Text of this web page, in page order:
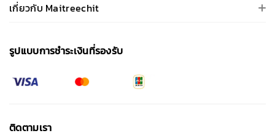
เกี่ยวกับ Maitreechit
รูปแบบการชําระเงินที่รองรับ
ติดตามเรา